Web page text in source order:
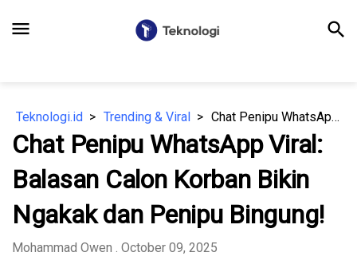
menu search
Teknologi.id Trending & Viral Chat Penipu WhatsApp Viral: Balasan Calon Korban Bikin Ngakak dan Penipu Bingung!
Chat Penipu WhatsApp Viral:
Balasan Calon Korban Bikin
Ngakak dan Penipu Bingung!
Mohammad Owen . October 09, 2025